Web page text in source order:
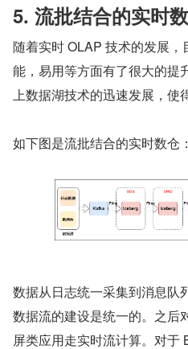
5. 流批结合的实时
随着实时 OLAP 技术的发展
能，易用等方面有了很大的提
上数据湖技术的迅速发展，使
如下图是流批结合的实时数仓：
数据从日志统一采集到消息队
数据流的建设是统一的。之后
屏类应用走实时流计算。对于